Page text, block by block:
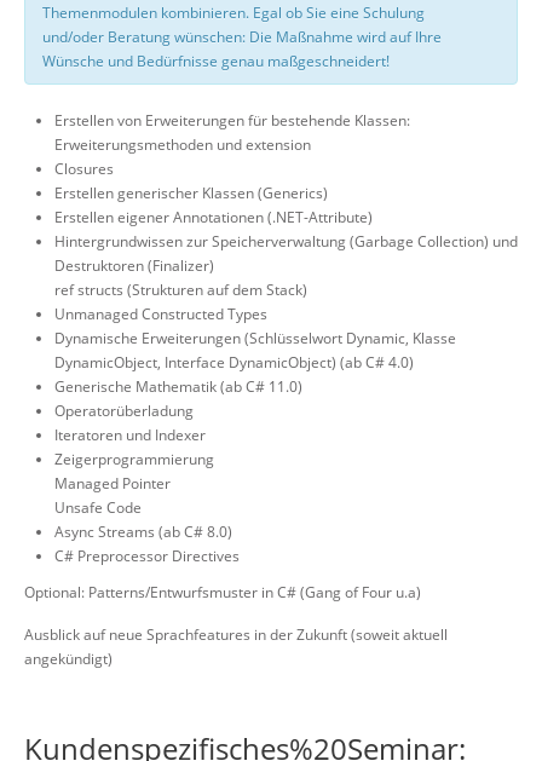
Themenmodulen kombinieren. Egal ob Sie eine Schulung
und/oder Beratung wünschen: Die Maßnahme wird auf Ihre
Wünsche und Bedürfnisse genau maßgeschneidert!
Erstellen von Erweiterungen für bestehende Klassen:
Erweiterungsmethoden und extension
Closures
Erstellen generischer Klassen (Generics)
Erstellen eigener Annotationen (.NET-Attribute)
Hintergrundwissen zur Speicherverwaltung (Garbage Collection) und
Destruktoren (Finalizer)
ref structs (Strukturen auf dem Stack)
Unmanaged Constructed Types
Dynamische Erweiterungen (Schlüsselwort Dynamic, Klasse
DynamicObject, Interface DynamicObject) (ab C# 4.0)
Generische Mathematik (ab C# 11.0)
Operatorüberladung
Iteratoren und Indexer
Zeigerprogrammierung
Managed Pointer
Unsafe Code
Async Streams (ab C# 8.0)
C# Preprocessor Directives
Optional: Patterns/Entwurfsmuster in C# (Gang of Four u.a)
Ausblick auf neue Sprachfeatures in der Zukunft (soweit aktuell
angekündigt)
Kundenspezifisches%20Seminar: